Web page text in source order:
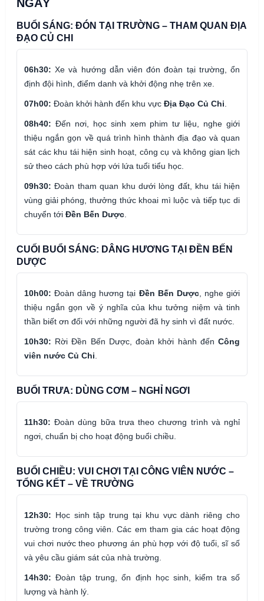
NGÀY
BUỔI SÁNG: ĐÓN TẠI TRƯỜNG – THAM QUAN ĐỊA
ĐẠO CỦ CHI
06h30: Xe và hướng dẫn viên đón đoàn tại trường, ổn
định đội hình, điểm danh và khởi động nhẹ trên xe.
07h00: Đoàn khởi hành đến khu vực Địa Đạo Củ Chi
08h40: Đến nơi, học sinh xem phim tư liệu, nghe giới
thiệu ngắn gọn về quá trình hình thành địa đạo và quan
sát các khu tái hiện sinh hoạt, công cụ và không gian lịch
sử theo cách phù hợp với lứa tuổi tiểu học.
09h30: Đoàn tham quan khu dưới lòng đất, khu tái hiện
vùng giải phóng, thưởng thức khoai mì luộc và tiếp tục di
chuyển tới Đền Bến Dược
CUỐI BUỔI SÁNG: DÂNG HƯƠNG TẠI ĐỀN BẾN
DƯỢC
10h00: Đoàn dâng hương tại Đền Bến Dược, nghe giới
thiệu ngắn gọn về ý nghĩa của khu tưởng niệm và tinh
thần biết ơn đối với những người đã hy sinh vì đất nước.
10h30: Rời Đền Bến Dược, đoàn khởi hành đến Công
viên nước Củ Chi
BUỔI TRƯA: DÙNG CƠM – NGHỈ NGƠI
11h30: Đoàn dùng bữa trưa theo chương trình và nghỉ
ngơi, chuẩn bị cho hoạt động buổi chiều.
BUỔI CHIỀU: VUI CHƠI TẠI CÔNG VIÊN NƯỚC –
TỔNG KẾT – VỀ TRƯỜNG
12h30: Học sinh tập trung tại khu vực dành riêng cho
trường trong công viên. Các em tham gia các hoạt động
vui chơi nước theo phương án phù hợp với độ tuổi, sĩ số
và yêu cầu giám sát của nhà trường.
14h30: Đoàn tập trung, ổn định học sinh, kiểm tra số
lượng và hành lý.